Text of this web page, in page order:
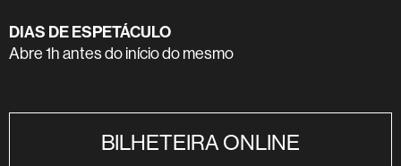
DIAS DE ESPETÁCULO
Abre 1h antes do início do mesmo
BILHETEIRA ONLINE